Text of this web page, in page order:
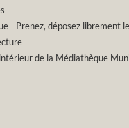
- Prenez, déposez librement
de la Médiathèque